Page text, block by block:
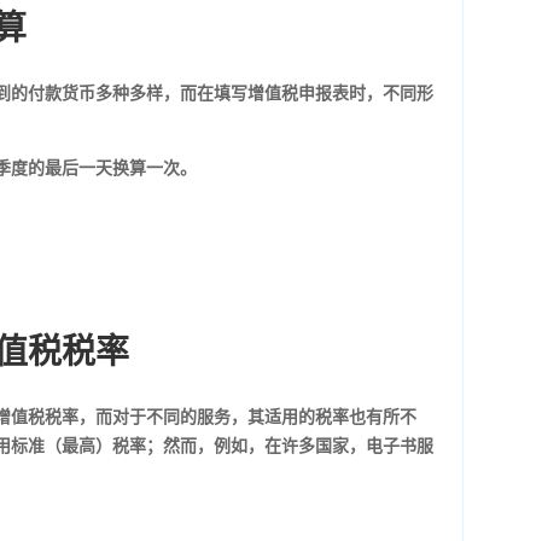
付款货币多种多样，而在填写增值税申报表时，不同形
的最后一天换算一次。
税税率
税税率，而对于不同的服务，其适用的税率也有所不
准（最高）税率；然而，例如，在许多国家，电子书服